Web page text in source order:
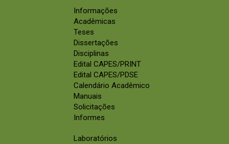
Informações
Acadêmicas
Teses
Dissertações
Disciplinas
Edital CAPES/PRINT
Edital CAPES/PDSE
Calendário Acadêmico
Manuais
Solicitações
Informes
Laboratórios